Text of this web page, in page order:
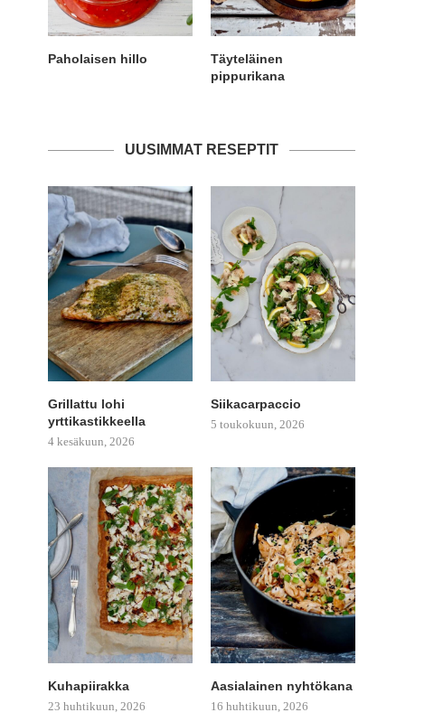
Paholaisen hillo
Täyteläinen
pippurikana
UUSIMMAT RESEPTIT
Grillattu lohi
yrttikastikkeella
4 kesäkuun, 2026
Siikacarpaccio
5 toukokuun, 2026
Kuhapiirakka
23 huhtikuun, 2026
Aasialainen nyhtökana
16 huhtikuun, 2026